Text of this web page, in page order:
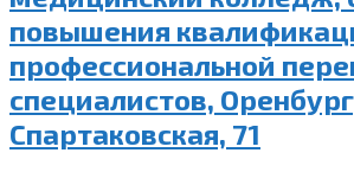
повышения
профессиональной
специалистов,
Спартаковская, 71